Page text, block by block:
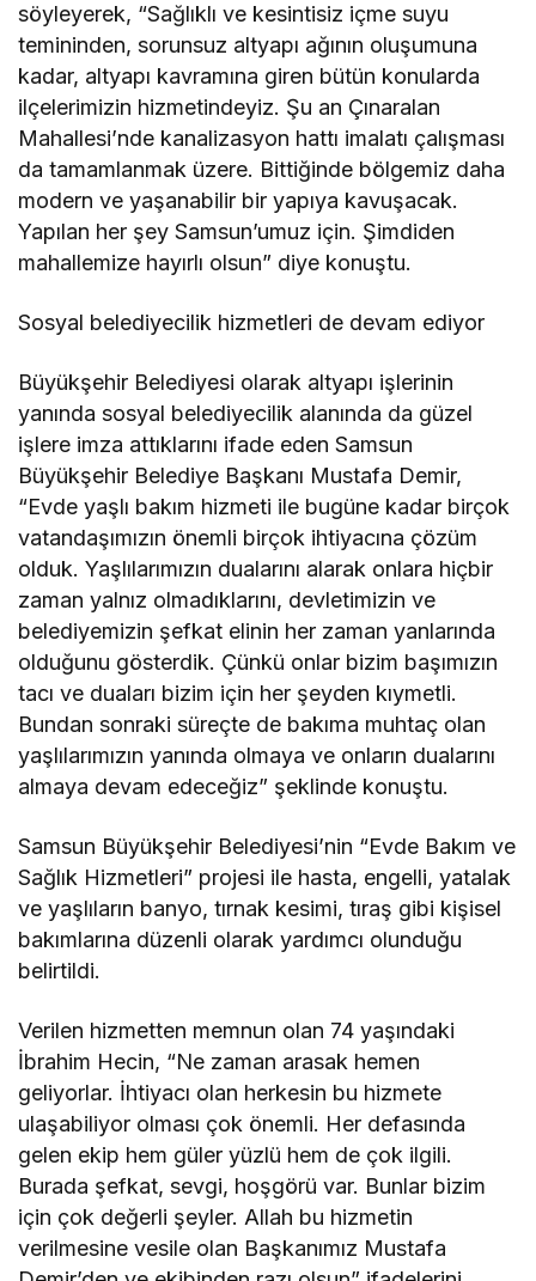
söyleyerek, “Sağlıklı ve kesintisiz içme suyu
temininden, sorunsuz altyapı ağının oluşumuna
kadar, altyapı kavramına giren bütün konularda
ilçelerimizin hizmetindeyiz. Şu an Çınaralan
Mahallesi’nde kanalizasyon hattı imalatı çalışması
da tamamlanmak üzere. Bittiğinde bölgemiz daha
modern ve yaşanabilir bir yapıya kavuşacak.
Yapılan her şey Samsun’umuz için. Şimdiden
mahallemize hayırlı olsun” diye konuştu.
Sosyal belediyecilik hizmetleri de devam ediyor
Büyükşehir Belediyesi olarak altyapı işlerinin
yanında sosyal belediyecilik alanında da güzel
işlere imza attıklarını ifade eden Samsun
Büyükşehir Belediye Başkanı Mustafa Demir,
“Evde yaşlı bakım hizmeti ile bugüne kadar birçok
vatandaşımızın önemli birçok ihtiyacına çözüm
olduk. Yaşlılarımızın dualarını alarak onlara hiçbir
zaman yalnız olmadıklarını, devletimizin ve
belediyemizin şefkat elinin her zaman yanlarında
olduğunu gösterdik. Çünkü onlar bizim başımızın
tacı ve duaları bizim için her şeyden kıymetli.
Bundan sonraki süreçte de bakıma muhtaç olan
yaşlılarımızın yanında olmaya ve onların dualarını
almaya devam edeceğiz” şeklinde konuştu.
Samsun Büyükşehir Belediyesi’nin “Evde Bakım ve
Sağlık Hizmetleri” projesi ile hasta, engelli, yatalak
ve yaşlıların banyo, tırnak kesimi, tıraş gibi kişisel
bakımlarına düzenli olarak yardımcı olunduğu
belirtildi.
Verilen hizmetten memnun olan 74 yaşındaki
İbrahim Hecin, “Ne zaman arasak hemen
geliyorlar. İhtiyacı olan herkesin bu hizmete
ulaşabiliyor olması çok önemli. Her defasında
gelen ekip hem güler yüzlü hem de çok ilgili.
Burada şefkat, sevgi, hoşgörü var. Bunlar bizim
için çok değerli şeyler. Allah bu hizmetin
verilmesine vesile olan Başkanımız Mustafa